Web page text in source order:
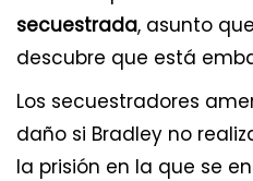
secuestrada, asunto
descubre que está
Los secuestradores
daño si Bradley no
la prisión en la que se